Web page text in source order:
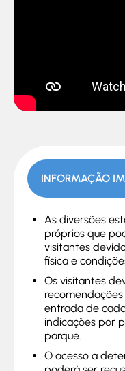
INFORMAÇÃO
As diversões
próprios que
visitantes
física e
Os visitantes
entrada de
indicações por
parque.
O acesso a